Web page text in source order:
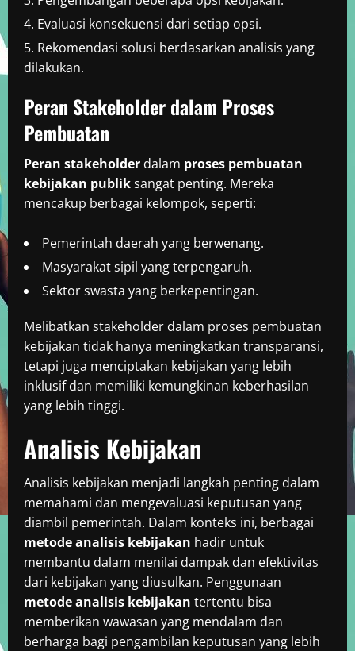
Evaluasi konsekuensi dari setiap opsi.
Rekomendasi solusi berdasarkan analisis yang
dilakukan.
Peran Stakeholder dalam Proses
Pembuatan
Peran stakeholder dalam proses pembuatan
kebijakan publiksangat penting. Mereka
mencakup berbagai kelompok, seperti:
Pemerintah daerah yang berwenang.
Masyarakat sipil yang terpengaruh.
Sektor swasta yang berkepentingan.
Melibatkan stakeholder dalam proses pembuatan
kebijakan tidak hanya meningkatkan transparansi,
tetapi juga menciptakan kebijakan yang lebih
inklusif dan memiliki kemungkinan keberhasilan
yang lebih tinggi.
Analisis Kebijakan
Analisis kebijakan menjadi langkah penting dalam
memahami dan mengevaluasi keputusan yang
diambil pemerintah. Dalam konteks ini, berbagai
metode analisis kebijakan hadir untuk
membantu dalam menilai dampak dan efektivitas
dari kebijakan yang diusulkan. Penggunaan
metode analisis kebijakan tertentu bisa
memberikan wawasan yang mendalam dan
berharga bagi pengambilan keputusan yang lebih